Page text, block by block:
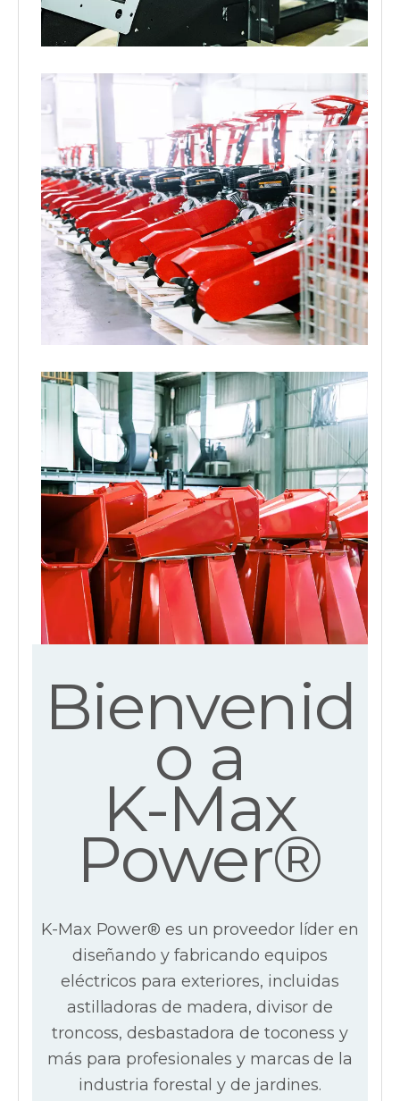
Bienvenid
o a
K-Max
Power®
K-Max Power® es un proveedor líder en
diseñando y fabricando equipos
eléctricos para exteriores, incluidas
astilladoras de madera, divisor de
troncoss, desbastadora de toconess y
más para profesionales y marcas de la
industria forestal y de jardines.